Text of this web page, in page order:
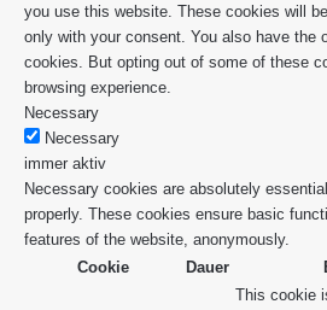
you use this website. These cookies will
only with your consent. You also have the
cookies. But opting out of some of these
browsing experience.
Necessary
Necessary
immer aktiv
Necessary cookies are absolutely
properly. These cookies ensure basic
features of the website, anonymously.
Cookie
Dauer
This cookie